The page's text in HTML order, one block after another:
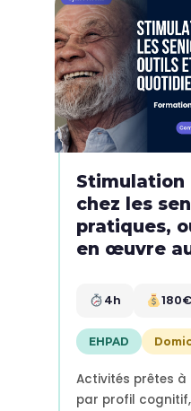
chez les
pratiques,
en œuvre
4h 180€
EHPAD
Activités prêtes
par profil